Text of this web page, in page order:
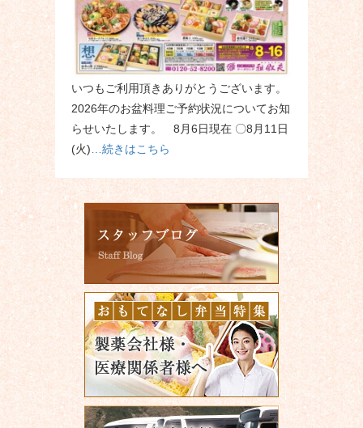
いつもご利用頂きありがとうございます。
2026年のお盆料理ご予約状況についてお知
らせいたします。 8月6日現在 〇8月11日
(火)…続きはこちら